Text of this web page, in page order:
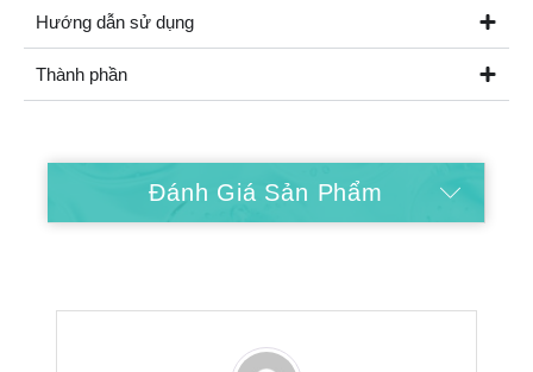
Hướng dẫn sử dụng
Thành phần
Đánh Giá Sản Phẩm
Hướng Dẫn Mua Hàng